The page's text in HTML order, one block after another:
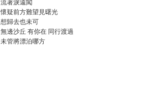
流著淚遠闖
懷疑前方難望見曙光
想歸去也未可
無邊沙丘 有你在 同行渡過
未管將漂泊哪方